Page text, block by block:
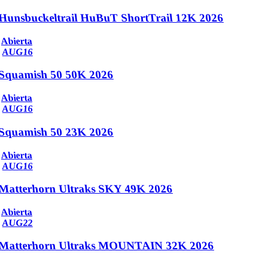
HuBuT ShortTrail 12K 2026
Abierta
AUG16
50 50K 2026
Abierta
AUG16
50 23K 2026
Abierta
AUG16
Ultraks SKY 49K 2026
Abierta
AUG22
Ultraks MOUNTAIN 32K 2026